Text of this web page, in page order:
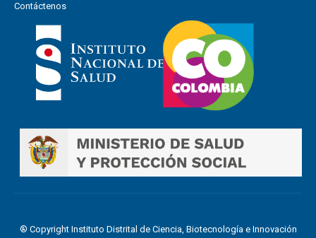
Contáctenos
® Copyright Instituto Distrital de Ciencia, Biotecnología e Innovación